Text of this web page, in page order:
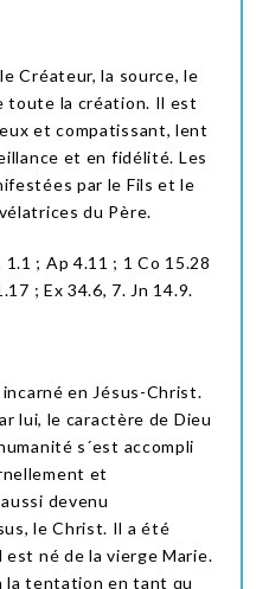
Créateur, la source, le
toute la création. Il est
et compatissant, lent
et en fidélité. Les
par le Fils et le
du Père.
; Ap 4.11 ; 1 Co 15.28
; Ex 34.6, 7. Jn 14.9.
en Jésus-Christ.
lui, le caractère de Dieu
s´est accompli
et
devenu
le Christ. Il a été
né de la vierge Marie.
la tentation en tant qu